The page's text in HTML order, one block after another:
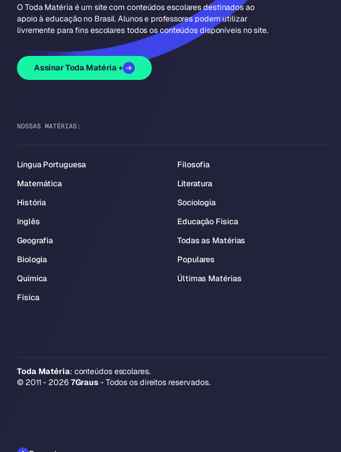
O Toda Matéria é um site com conteúdos escolares destinados ao
apoio à educação no Brasil. Alunos e professores podem utilizar
livremente para fins escolares todos os conteúdos disponíveis no site.
Assinar Toda Matéria +
NOSSAS MATÉRIAS:
Língua Portuguesa
Matemática
História
Inglês
Geografia
Biologia
Química
Física
Filosofia
Literatura
Sociologia
Educação Física
Todas as Matérias
Populares
Últimas Matérias
Toda Matéria: conteúdos escolares.
© 2011 - 2026 7Graus- Todos os direitos reservados.